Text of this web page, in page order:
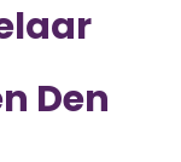
Den